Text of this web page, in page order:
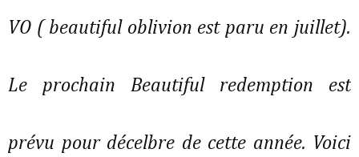
VO ( beautiful oblivion est paru en juillet).
Le prochain Beautiful redemption est
prévu pour décelbre de cette année. Voici